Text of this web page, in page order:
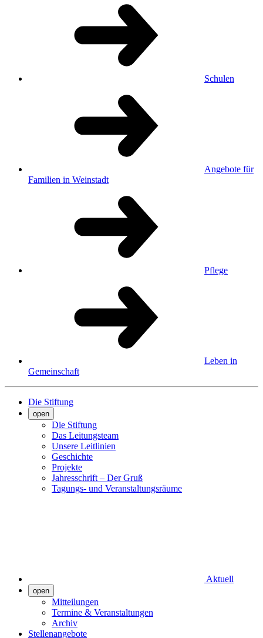
Schulen
Angebote für
Familien in Weinstadt
Pflege
Leben in
Gemeinschaft
Die Stiftung
open
Die Stiftung
Das Leitungsteam
Unsere Leitlinien
Geschichte
Projekte
Jahresschrift – Der Gruß
Tagungs- und Veranstaltungsräume
Aktuell
open
Mitteilungen
Termine & Veranstaltungen
Archiv
Stellenangebote